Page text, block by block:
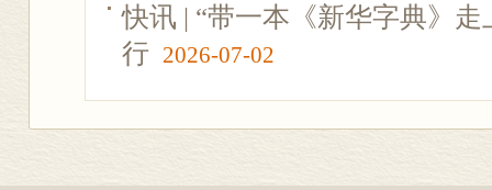
快讯 | “带一本《新华字典》
行 2026-07-02